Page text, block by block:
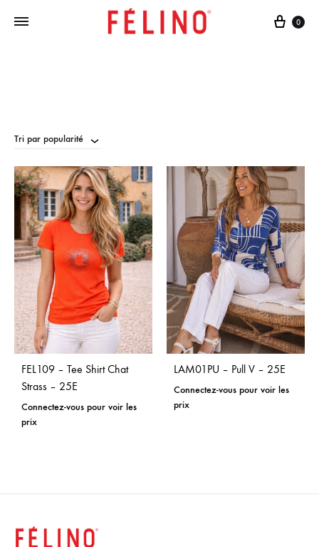
Cart
0
Tri par popularité
FEL109 – Tee Shirt Chat
Strass – 25E
Connectez-vous pour voir les
prix
LAM01PU – Pull V – 25E
Connectez-vous pour voir les
prix